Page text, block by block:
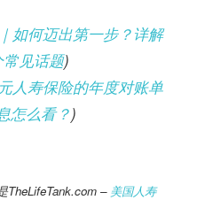
如何迈出第一步？详解
见话题)
人寿保险的年度对账单
怎么看？)
TheLifeTank.com – 美国人寿